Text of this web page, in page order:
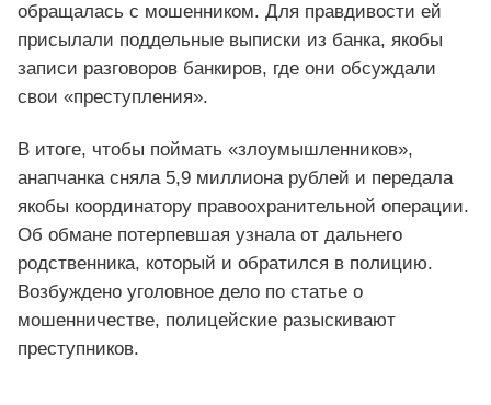
обращалась с мошенником. Для правдивости ей
присылали поддельные выписки из банка, якобы
записи разговоров банкиров, где они обсуждали
свои «преступления».
В итоге, чтобы поймать «злоумышленников»,
анапчанка сняла 5,9 миллиона рублей и передала
якобы координатору правоохранительной операции.
Об обмане потерпевшая узнала от дальнего
родственника, который и обратился в полицию.
Возбуждено уголовное дело по статье о
мошенничестве, полицейские разыскивают
преступников.